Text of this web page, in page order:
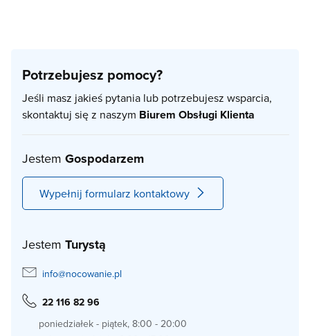
Potrzebujesz pomocy?
Jeśli masz jakieś pytania lub potrzebujesz wsparcia,
skontaktuj się z naszym Biurem Obsługi Klienta
Jestem Gospodarzem
Wypełnij formularz kontaktowy
Jestem Turystą
info@nocowanie.pl
22 116 82 96
poniedziałek - piątek, 8:00 - 20:00